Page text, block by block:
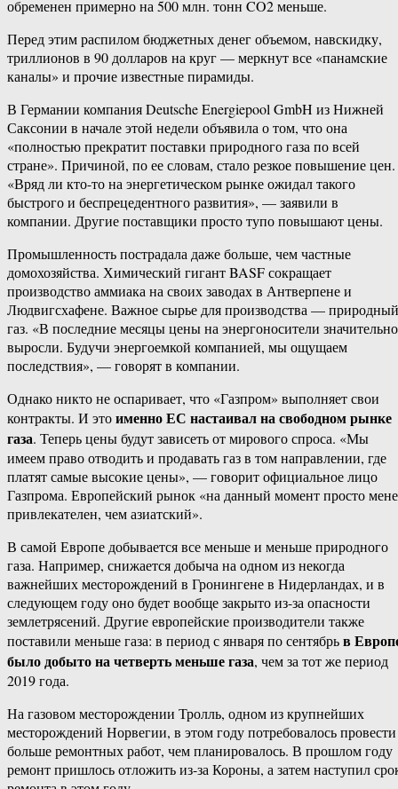
обременен примерно на 500 млн. тонн CO2 меньше.
Перед этим распилом бюджетных денег объемом, навскидку,
триллионов в 90 долларов на круг — меркнут все «панамские
каналы» и прочие известные пирамиды.
В Германии компания Deutsche Energiepool GmbH из Нижней
Саксонии в начале этой недели объявила о том, что она
«полностью прекратит поставки природного газа по всей
стране». Причиной, по ее словам, стало резкое повышение цен.
«Вряд ли кто-то на энергетическом рынке ожидал такого
быстрого и беспрецедентного развития», — заявили в
компании. Другие поставщики просто тупо повышают цены.
Промышленность пострадала даже больше, чем частные
домохозяйства. Химический гигант BASF сокращает
производство аммиака на своих заводах в Антверпене и
Людвигсхафене. Важное сырье для производства — природный
газ. «В последние месяцы цены на энергоносители значительно
выросли. Будучи энергоемкой компанией, мы ощущаем
последствия», — говорят в компании.
Однако никто не оспаривает, что «Газпром» выполняет свои
контракты. И этоименно ЕС настаивал на свободном рынке
газа. Теперь цены будут зависеть от мирового спроса. «Мы
имеем право отводить и продавать газ в том направлении, где
платят самые высокие цены», — говорит официальное лицо
Газпрома. Европейский рынок «на данный момент просто
привлекателен, чем азиатский».
В самой Европе добывается все меньше и меньше природного
газа. Например, снижается добыча на одном из некогда
важнейших месторождений в Гронингене в Нидерландах, и в
следующем году оно будет вообще закрыто из-за опасности
землетрясений. Другие европейские производители также
поставили меньше газа: в период с января по сентябрьв
было добыто на четверть меньше газа, чем за тот же период
2019 года.
На газовом месторождении Тролль, одном из крупнейших
месторождений Норвегии, в этом году потребовалось провести
больше ремонтных работ, чем планировалось. В прошлом году
ремонт пришлось отложить из-за Короны, а затем наступил